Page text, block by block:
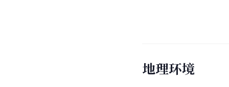
地理环境